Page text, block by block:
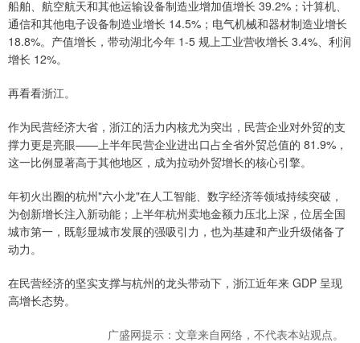
船舶、航空航天和其他运输设备制造业增加值增长 39.2%；计算机、
通信和其他电子设备制造业增长 14.5%；电气机械和器材制造业增长
18.8%。产值增长，带动湖北今年 1-5 规上工业营收增长 3.4%、利润
增长 12%。
再看看浙江。
作为民营经济大省，浙江的活力内核尤为突出，民营企业对外贸的支
撑力更是亮眼——上半年民营企业进出口占全省外贸总值的 81.9%，
这一比例显著高于其他地区，成为拉动外贸增长的核心引擎。
年初火出圈的杭州"六小龙"在人工智能、数字经济等领域持续突破，
为创新增长注入新动能；上半年杭州卖地金额力压北上深，位居全国
城市第一，既彰显城市发展的强吸引力，也为基建和产业升级储备了
动力。
在民营经济的坚实支撑与杭州的龙头带动下，浙江近年来 GDP 呈现
高增长态势。
广盛网提示：文章来自网络，不代表本站观点。